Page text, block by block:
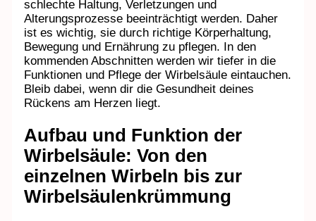
schlechte Haltung, Verletzungen und
Alterungsprozesse beeinträchtigt werden. Daher
ist es wichtig, sie durch richtige Körperhaltung,
Bewegung und Ernährung zu pflegen. In den
kommenden Abschnitten werden wir tiefer in die
Funktionen und Pflege der Wirbelsäule eintauchen.
Bleib dabei, wenn dir die Gesundheit deines
Rückens am Herzen liegt.
Aufbau und Funktion der
Wirbelsäule: Von den
einzelnen Wirbeln bis zur
Wirbelsäulenkrümmung